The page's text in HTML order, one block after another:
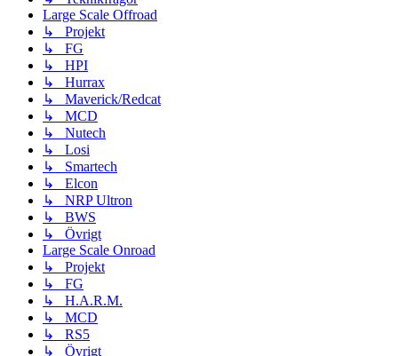
Large Scale Offroad
↳ Projekt
↳ FG
↳ HPI
↳ Hurrax
↳ Maverick/Redcat
↳ MCD
↳ Nutech
↳ Losi
↳ Smartech
↳ Elcon
↳ NRP Ultron
↳ BWS
↳ Övrigt
Large Scale Onroad
↳ Projekt
↳ FG
↳ H.A.R.M.
↳ MCD
↳ RS5
↳ Övrigt